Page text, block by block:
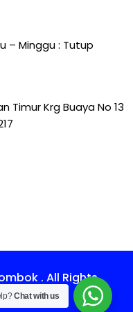
– Minggu : Tutup
Timur Krg Buaya No 13
. All Rights
Chat with us